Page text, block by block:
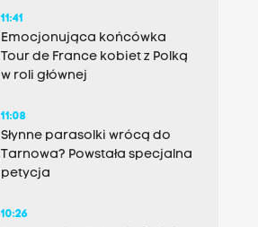
11:41
Emocjonująca końcówka
Tour de France kobiet z Polką
w roli głównej
11:08
Słynne parasolki wrócą do
Tarnowa? Powstała specjalna
petycja
10:26